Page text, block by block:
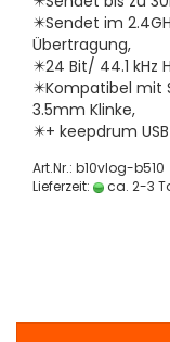
✴️Sendet im
Übertragung,
✴️24 Bit/ 44.1 kHz
✴️Kompatibel mit
3.5mm Klinke,
✴️+ keepdrum
Art.Nr.: b10vlog-b510
Lieferzeit:
ca. 2-3